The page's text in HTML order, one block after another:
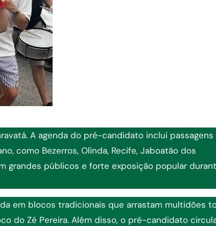
A agenda do pré-candidato inclui
como Bezerros, Olinda, Recife, Jaboatão dos
grandes públicos e forte exposição popular
em blocos tradicionais que arrastam multidões
do Zé Pereira. Além disso, o pré-candidato